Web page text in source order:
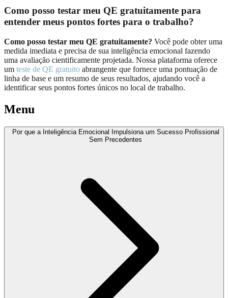
Como posso testar meu QE gratuitamente para
entender meus pontos fortes para o trabalho?
Como posso testar meu QE gratuitamente? Você pode obter uma
medida imediata e precisa de sua inteligência emocional fazendo
uma avaliação cientificamente projetada. Nossa plataforma oferece
um teste de QE gratuito abrangente que fornece uma pontuação de
linha de base e um resumo de seus resultados, ajudando você a
identificar seus pontos fortes únicos no local de trabalho.
Menu
Por que a Inteligência Emocional Impulsiona um Sucesso Profissional
Sem Precedentes